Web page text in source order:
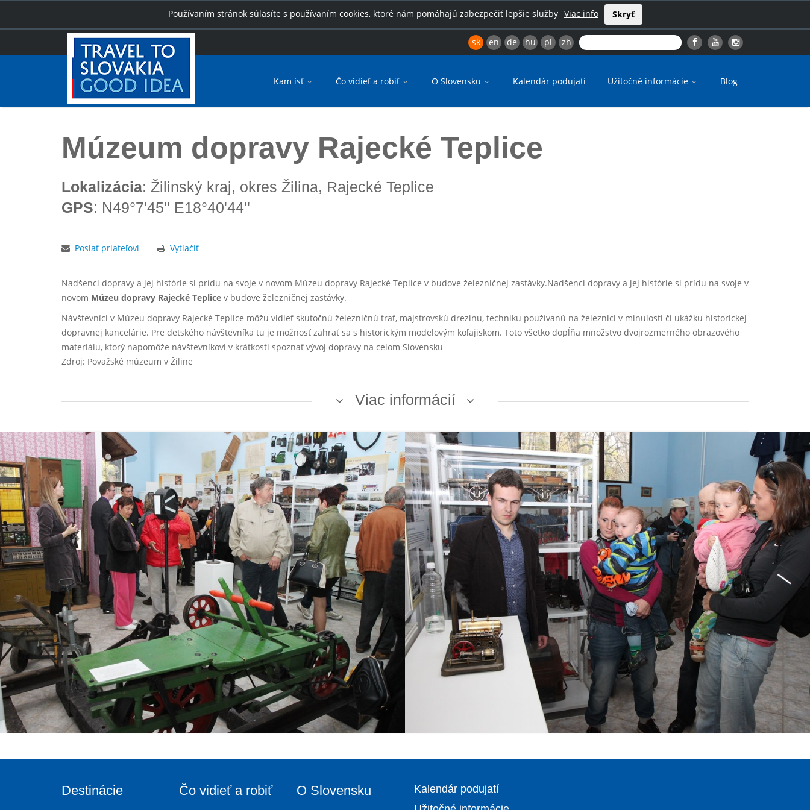
Používaním stránok súlasíte s používaním cookies, ktoré nám pomáhajú zabezpečiť lepšie služby Viac info Skryť
sk en de hu pl zh
Kam ísť Čo vidieť a robiť O Slovensku Kalendár podujatí Užitočné informácie Blog
Úvod Múzeum dopravy Rajecké Teplice
Múzeum dopravy Rajecké Teplice
Lokalizácia: Žilinský kraj, okres Žilina, Rajecké Teplice
GPS: N49°7'45'' E18°40'44''
Poslať priateľovi Vytlačiť
Nadšenci dopravy a jej histórie si prídu na svoje v novom Múzeu dopravy Rajecké Teplice v budove železničnej zastávky.Nadšenci dopravy a jej histórie si prídu na svoje v
novom Múzeu dopravy Rajecké Teplice v budove železničnej zastávky.
Návštevníci v Múzeu dopravy Rajecké Teplice môžu vidieť skutočnú železničnú trať, majstrovskú drezinu, techniku používanú na železnici v minulosti či ukážku historickej
dopravnej kancelárie. Pre detského návštevníka tu je možnosť zahrať sa s historickým modelovým koľajiskom. Toto všetko dopĺňa množstvo dvojrozmerného obrazového
materiálu, ktorý napomôže návštevníkovi v krátkosti spoznať vývoj dopravy na celom Slovensku
Zdroj: Považské múzeum v Žiline
Viac informácií
Destinácie Čo vidieť a robiť O Slovensku
Kalendár podujatí